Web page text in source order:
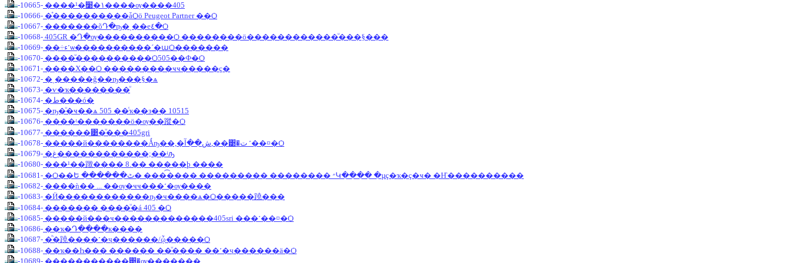
-10665-
����¹�١�׹����ѹ����405
-10666- �ͤ����������ǡѺö Peugeot Partner ��Ѻ
-10667-
�������õԴ�ҧ�ͺ��е٤�Ѻ
-10668- 405GR �Դ�ѹ����������Ѻ ��������ö������������ͧ���§���
-10669-
��÷ء˹ѡ����������´�աѺ�������
-10670- ����ͧ����������Ѻ505��Ф�Ѻ
-10671- ����Χ��Ѻ ���������ҹҹ�����ç�
-10672- �ͺ�����ǧ��ҧ���§�ѧ
-10673- �ѵ�ҡ��������ͧ
-10674-
�ط���ó�
-10675- �ҧ�ͧ�ҹ��ѧ 505 ��ͨҡ��з�� 10515
-10676- ����ʵ�������ö�ѹ��蹤�Ѻ
-10677- ������͹�ͧ���405gri
-10678-
�����й��������Ǻҧ��,�ش��آ,��͹�ت ˹��¤�Ѻ
-10679-
�غ������������;��ʵԡ
-10680- ���¹��蹾���� 8.�� �����þ ����
-10681-
�Ѻ��Ե ������״ �������� ��������� ����͡��� �ٹԿ���� �µç�ҡ�ç�ҹ� �Ҥ����������
-10682- ����ǹ�� ... ��ѹ�ҹҹ���˹�ѹ����
-10683- �Ӥ������������ҧ�ҹ����ѧ�Ѻ�����蹺���
-10684- ������� ����ͧ�á 405 �Ѻ
-10685- �����й���ҹ�������������405sri ���˹��¤�Ѻ
-10686- ��ҡ�Դ����к����
-10687- �ͪ�蹺����˹�ҷ������/ᾧ�����Ѻ
-10688- ��ҡ��Һ��� ������ ��ͧ���� ��˹�ҷ������ä�Ѻ
-10689- �����������͹�ѹ�������